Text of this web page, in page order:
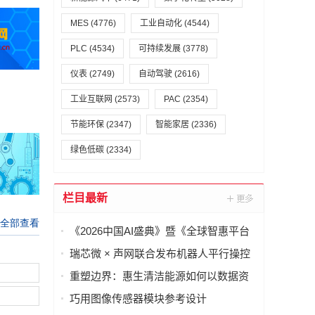
MES (4776) 工业自动化 (4544)
PLC (4534) 可持续发展 (3778)
仪表 (2749) 自动驾驶 (2616)
工业互联网 (2573) PAC (2354)
节能环保 (2347) 智能家居 (2336)
绿色低碳 (2334)
栏目最新
《2026中国AI盛典》暨《全球智惠平台
·AI语料场景合作清单》在上海启动
瑞芯微 × 声网联合发布机器人平行操控
一体化解决方案
重塑边界：惠生清洁能源如何以数据资
产重构海外工程交付
巧用图像传感器模块参考设计